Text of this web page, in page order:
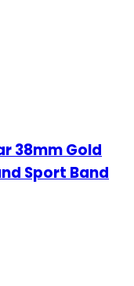
38mm Gold
Sport Band